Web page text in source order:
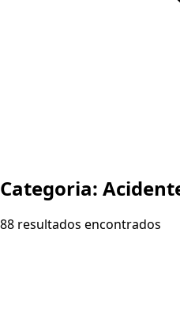
Categoria:
88 resultados encontrados